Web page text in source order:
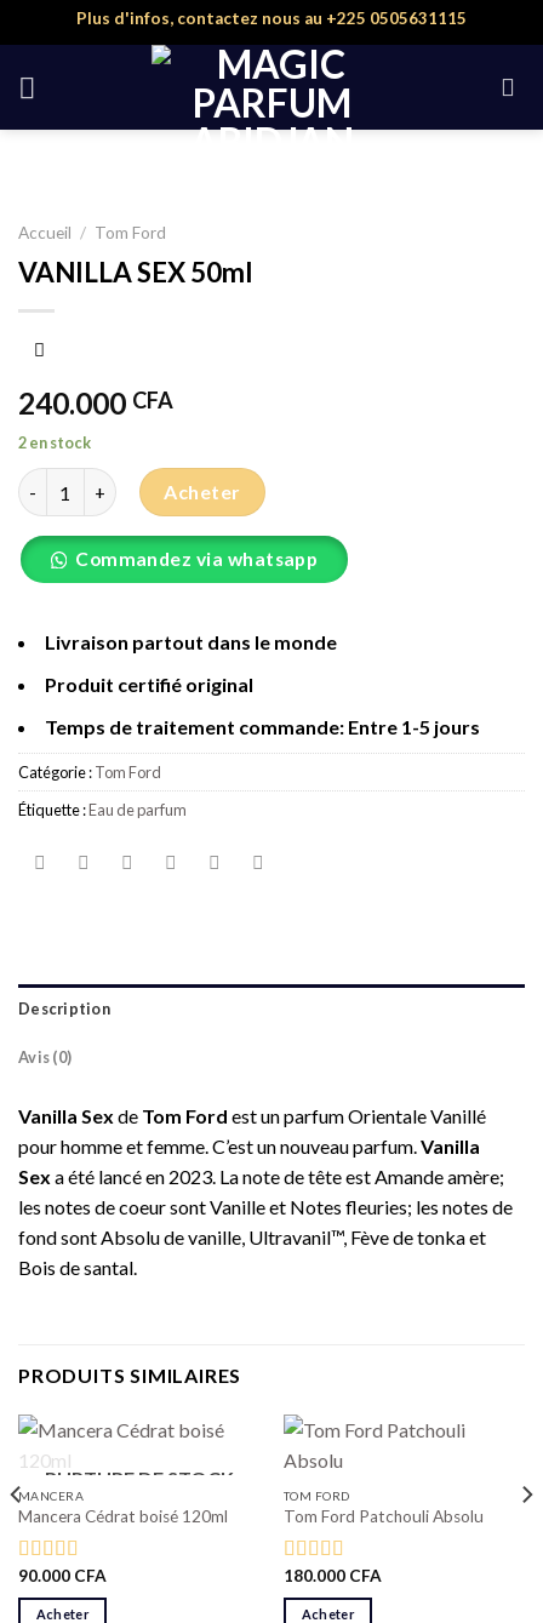
to
content
Plus d'infos, contactez nous au +225 0505631115
Accueil / Tom Ford
VANILLA SEX 50ml
240.000 CFA
2 en stock
quantité de VANILLA SEX 50ml
Acheter
Commandez via whatsapp
Livraison partout dans le monde
Produit certifié original
Temps de traitement commande: Entre 1-5 jours
Catégorie :Tom Ford
Étiquette :Eau de parfum
Description
Avis (0)
Vanilla Sex de Tom Ford est un parfum Orientale Vanillé
pour homme et femme. C’est un nouveau parfum.Vanilla
Sex a été lancé en 2023. La note de tête est Amande amère;
les notes de coeur sont Vanille et Notes fleuries; les notes de
fond sont Absolu de vanille, Ultravanil™, Fève de tonka et
Bois de santal.
PRODUITS SIMILAIRES
RUPTURE DE STOCK
MANCERA
Mancera Cédrat boisé 120ml
Note5.00
sur 5
90.000 CFA
Acheter
TOM FORD
Tom Ford Patchouli Absolu
Note5.00
sur 5
180.000 CFA
Acheter